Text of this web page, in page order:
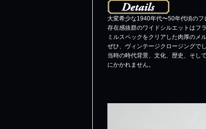
大変希少な1940年代〜50年代頃のフ
存在感抜群のワイドシルエットはフ
ミルスペックをクリアした肉厚のメ
ぜひ、ヴィンテージクロージングで
当時の時代背景、文化、歴史、そし
にかかれません。